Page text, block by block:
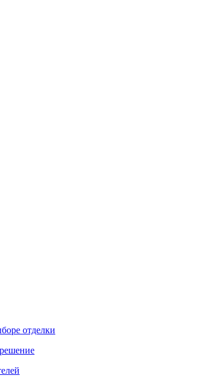
отделки